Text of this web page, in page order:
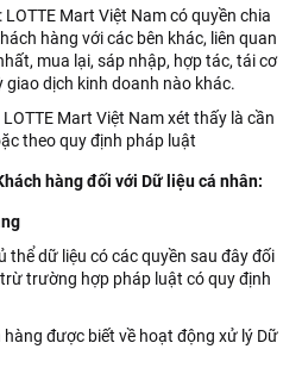
Mart Việt Nam có quyền chia
hàng với các bên khác, liên quan
mua lại, sáp nhập, hợp tác, tái cơ
giao dịch kinh doanh nào khác.
Mart Việt Nam xét thấy là cần
theo quy định pháp luật
hàng đối với Dữ liệu cá nhân:
thể dữ liệu có các quyền sau đây đối
trường hợp pháp luật có quy định
hàng được biết về hoạt động xử lý Dữ